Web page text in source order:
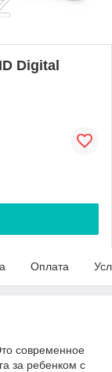
Digital
Оплата
современное
за ребенком с